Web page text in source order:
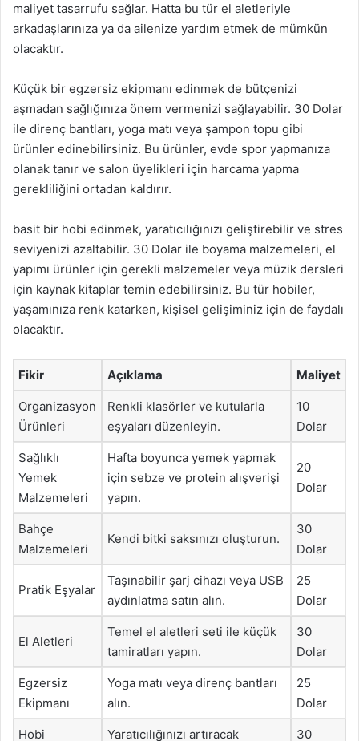
maliyet tasarrufu sağlar. Hatta bu tür el aletleriyle
arkadaşlarınıza ya da ailenize yardım etmek de mümkün
olacaktır.
Küçük bir egzersiz ekipmanı edinmek de bütçenizi
aşmadan sağlığınıza önem vermenizi sağlayabilir. 30 Dolar
ile direnç bantları, yoga matı veya şampon topu gibi
ürünler edinebilirsiniz. Bu ürünler, evde spor yapmanıza
olanak tanır ve salon üyelikleri için harcama yapma
gerekliliğini ortadan kaldırır.
basit bir hobi edinmek, yaratıcılığınızı geliştirebilir ve stres
seviyenizi azaltabilir. 30 Dolar ile boyama malzemeleri, el
yapımı ürünler için gerekli malzemeler veya müzik dersleri
için kaynak kitaplar temin edebilirsiniz. Bu tür hobiler,
yaşamınıza renk katarken, kişisel gelişiminiz için de faydalı
olacaktır.
Fikir Açıklama Maliyet
Organizasyon
Ürünleri
Renkli klasörler ve kutularla
eşyaları düzenleyin.
10
Dolar
Sağlıklı
Yemek
Malzemeleri
Hafta boyunca yemek yapmak
için sebze ve protein alışverişi
yapın.
20
Dolar
Bahçe
Malzemeleri
Kendi bitki saksınızı oluşturun.
30
Dolar
Pratik Eşyalar
Taşınabilir şarj cihazı veya USB
aydınlatma satın alın.
25
Dolar
El Aletleri
Temel el aletleri seti ile küçük
tamiratları yapın.
30
Dolar
Egzersiz
Ekipmanı
Yoga matı veya direnç bantları
alın.
25
Dolar
Hobi
Yaratıcılığınızı artıracak
30